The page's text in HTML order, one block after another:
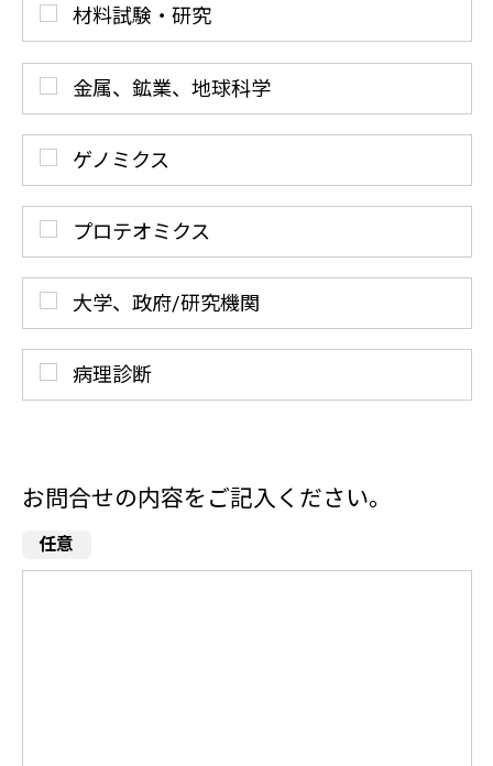
材料試験・研究
金属、鉱業、地球科学
ゲノミクス
プロテオミクス
大学、政府/研究機関
病理診断
お問合せの内容をご記入ください。